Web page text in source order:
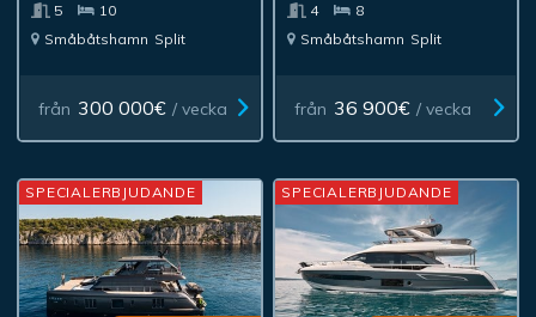
5
10
Småbåtshamn Split
från 300 000€ / vecka
4
8
Småbåtshamn Split
från 36 900€ / vecka
SPECIALERBJUDANDE SPECIALERBJUDANDE